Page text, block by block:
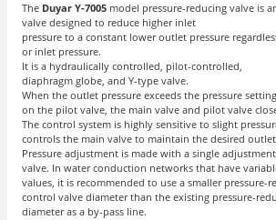
The Duyar Y-7005 model pressure-reducing valve is
valve designed to reduce higher inlet
pressure to a constant lower outlet pressure
or inlet pressure.
It is a hydraulically controlled, pilot-controlled,
diaphragm globe, and Y-type valve.
When the outlet pressure exceeds the pressure
on the pilot valve, the main valve and pilot valve
The control system is highly sensitive to slight
controls the main valve to maintain the desired outlet
Pressure adjustment is made with a single
valve. In water conduction networks that have
values, it is recommended to use a smaller pressure-
control valve diameter than the existing pressure-
diameter as a by-pass line.